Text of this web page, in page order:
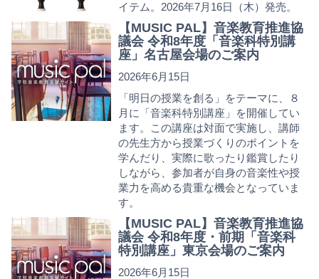
イテム。2026年7月16日（木）発売。
【MUSIC PAL】音楽教育推進協
議会 令和8年度「音楽科特別講
座」名古屋会場のご案内
2026年6月15日
「明日の授業を創る」をテーマに、８
月に「音楽科特別講座」を開催してい
ます。この講座は対面で実施し、講師
の先生方から授業づくりのポイントを
学んだり、実際に歌ったり鑑賞したり
しながら、参加者が自身の音楽性や授
業力を高める貴重な機会となっていま
す。
【MUSIC PAL】音楽教育推進協
議会 令和8年度・前期「音楽科
特別講座」東京会場のご案内
2026年6月15日